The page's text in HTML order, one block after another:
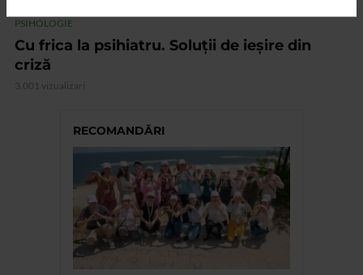
PSIHOLOGIE
Cu frica la psihiatru. Soluții de ieșire din
criză
3.001 vizualizari
RECOMANDĂRI